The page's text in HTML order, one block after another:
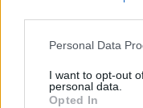
Personal Data
I want to opt-out
personal data.
Opted In